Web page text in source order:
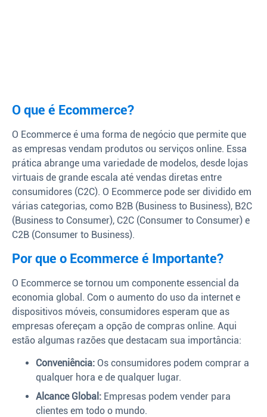
O que é Ecommerce?
O Ecommerce é uma forma de negócio que permite que
as empresas vendam produtos ou serviços online. Essa
prática abrange uma variedade de modelos, desde lojas
virtuais de grande escala até vendas diretas entre
consumidores (C2C). O Ecommerce pode ser dividido em
várias categorias, como B2B (Business to Business), B2C
(Business to Consumer), C2C (Consumer to Consumer) e
C2B (Consumer to Business).
Por que o Ecommerce é Importante?
O Ecommerce se tornou um componente essencial da
economia global. Com o aumento do uso da internet e
dispositivos móveis, consumidores esperam que as
empresas ofereçam a opção de compras online. Aqui
estão algumas razões que destacam sua importância:
Conveniência: Os consumidores podem comprar a
qualquer hora e de qualquer lugar.
Alcance Global: Empresas podem vender para
clientes em todo o mundo.